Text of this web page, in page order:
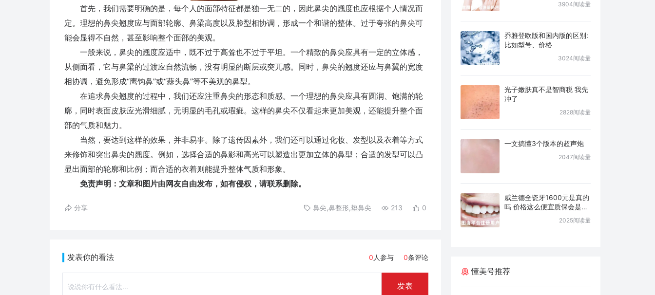
首先，我们需要明确的是，每个人的面部特征都是独一无二的，因此鼻尖的翘度也应根据个人情况而
定。理想的鼻尖翘度应与面部轮廓、鼻梁高度以及脸型相协调，形成一个和谐的整体。过于夸张的鼻尖可
能会显得不自然，甚至影响整个面部的美观。
一般来说，鼻尖的翘度应适中，既不过于高耸也不过于平坦。一个精致的鼻尖应具有一定的立体感，
从侧面看，它与鼻梁的过渡应自然流畅，没有明显的断层或突兀感。同时，鼻尖的翘度还应与鼻翼的宽度
相协调，避免形成“鹰钩鼻”或“蒜头鼻”等不美观的鼻型。
在追求鼻尖翘度的过程中，我们还应注重鼻尖的形态和质感。一个理想的鼻尖应具有圆润、饱满的轮
廓，同时表面皮肤应光滑细腻，无明显的毛孔或瑕疵。这样的鼻尖不仅看起来更加美观，还能提升整个面
部的气质和魅力。
当然，要达到这样的效果，并非易事。除了遗传因素外，我们还可以通过化妆、发型以及衣着等方式
来修饰和突出鼻尖的翘度。例如，选择合适的鼻影和高光可以塑造出更加立体的鼻型；合适的发型可以凸
显出面部的轮廓和比例；而合适的衣着则能提升整体气质和形象。
免责声明：文章和图片由网友自由发布，如有侵权，请联系删除。
分享 鼻尖,鼻整形,垫鼻尖 213 0
发表你的看法 0 人参与 0条评论
发表
3904阅读量
乔雅登欧版和国内版的区别:
比如型号、价格
3024阅读量
光子嫩肤真不是智商税 我先
冲了
2828阅读量
一文搞懂3个版本的超声炮
2047阅读量
威兰德全瓷牙1600元是真的
吗 价格这么便宜质保会是几
2025阅读量
懂美号推荐